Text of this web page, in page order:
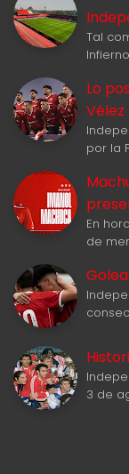
Tal
Lo
Vélez
por la
En
de
3 de